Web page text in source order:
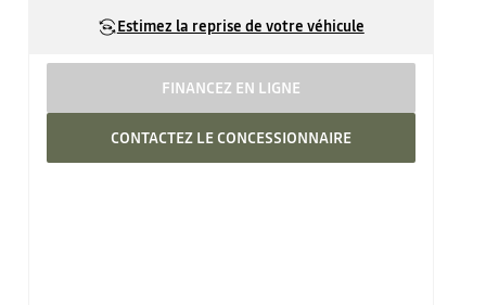
Estimez la reprise de votre véhicule
FINANCEZ EN LIGNE
CONTACTEZ LE CONCESSIONNAIRE